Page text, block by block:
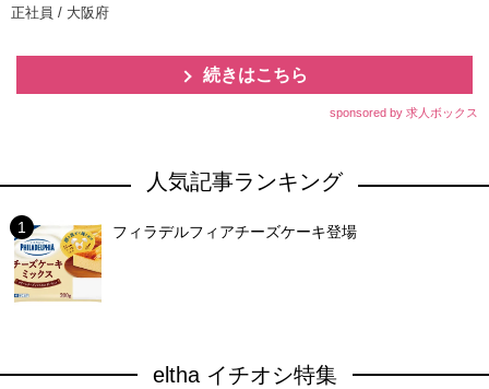
正社員 / 大阪府
続きはこちら
sponsored by 求人ボックス
人気記事ランキング
フィラデルフィアチーズケーキ登場
eltha イチオシ特集